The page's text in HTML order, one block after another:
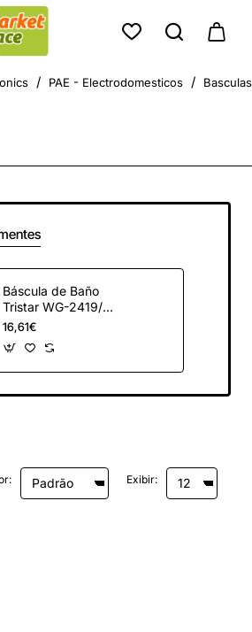
PAE - Electrodomesticos
Báscula de Baño
Tristar WG-2419/
Hasta 150kg
16,61€
Exibir: